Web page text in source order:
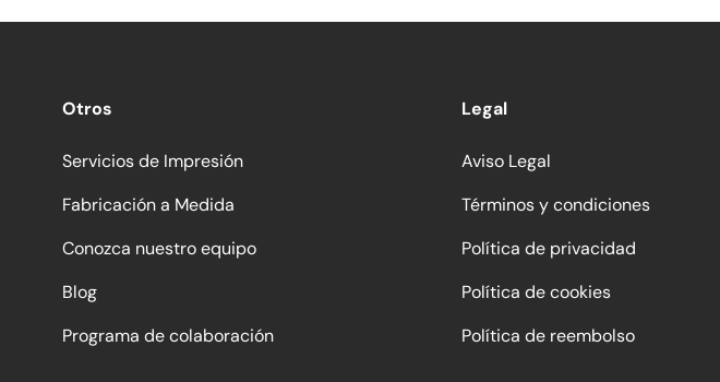
Otros
Servicios de Impresión
Fabricación a Medida
Conozca nuestro equipo
Blog
Programa de colaboración
Legal
Aviso Legal
Términos y condiciones
Política de privacidad
Política de cookies
Política de reembolso